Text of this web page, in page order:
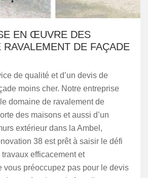
EN ŒUVRE DES
RAVALEMENT DE FAÇADE
de qualité et d’un devis de
moins cher. Notre entreprise
domaine de ravalement de
des maisons et aussi d’un
extérieur dans la Ambel,
38 est prêt à saisir le défi
efficacement et
vous préoccupez pas pour le devis